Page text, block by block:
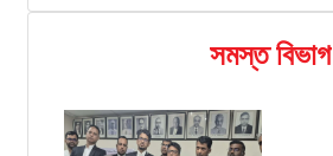
সমস্ত বিভাগ